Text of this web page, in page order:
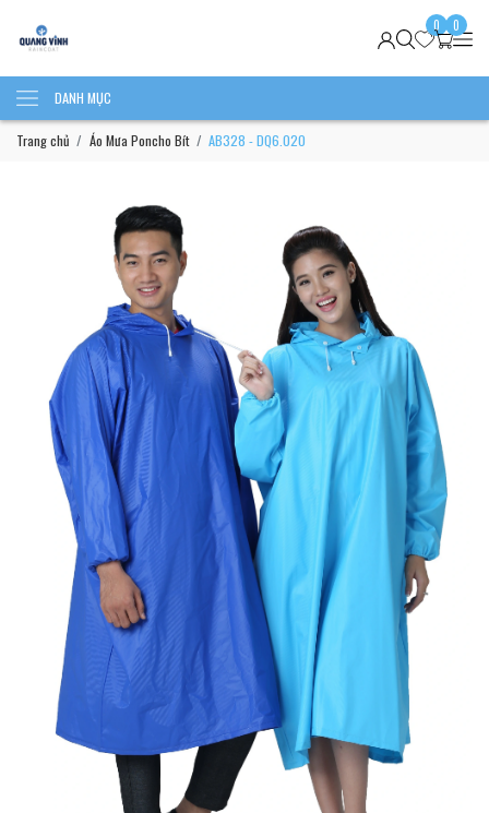
0 0
DANH MỤC
Trang chủ Áo Mưa Poncho Bít AB328 - DQ6.020